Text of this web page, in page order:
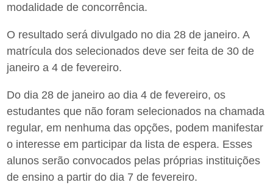
modalidade de concorrência.
O resultado será divulgado no dia 28 de janeiro. A
matrícula dos selecionados deve ser feita de 30 de
janeiro a 4 de fevereiro.
Do dia 28 de janeiro ao dia 4 de fevereiro, os
estudantes que não foram selecionados na chamada
regular, em nenhuma das opções, podem manifestar
o interesse em participar da lista de espera. Esses
alunos serão convocados pelas próprias instituições
de ensino a partir do dia 7 de fevereiro.